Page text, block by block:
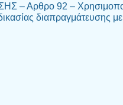
– Αρθρο 92 –
διαπραγμάτευσης